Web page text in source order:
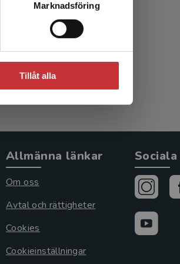
Marknadsföring
Tillåt alla
Allmänna länkar
Om oss
Avtal och rättigheter
Cookies
Cookieinställningar